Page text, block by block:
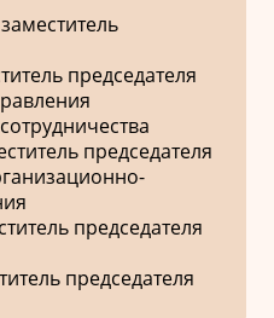
председателя
председателя
председателя
председателя